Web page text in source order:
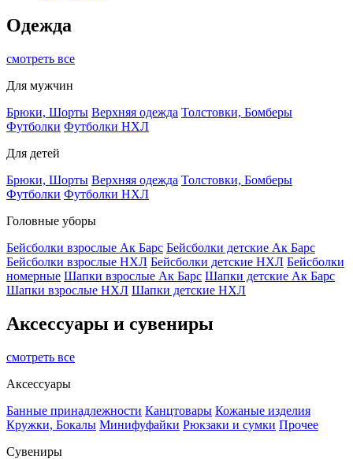
Одежда
смотреть все
Для мужчин
Брюки, Шорты Верхняя одежда Толстовки, Бомберы
Футболки Футболки НХЛ
Для детей
Брюки, Шорты Верхняя одежда Толстовки, Бомберы
Футболки Футболки НХЛ
Головные уборы
Бейсболки взрослые Ак Барс Бейсболки детские Ак Барс
Бейсболки взрослые НХЛ Бейсболки детские НХЛ Бейсболки
номерные Шапки взрослые Ак Барс Шапки детские Ак Барс
Шапки взрослые НХЛ Шапки детские НХЛ
Аксессуары и сувениры
смотреть все
Аксессуары
Банные принадлежности Канцтовары Кожаные изделия
Кружки, Бокалы Минифуфайки Рюкзаки и сумки Прочее
Сувениры